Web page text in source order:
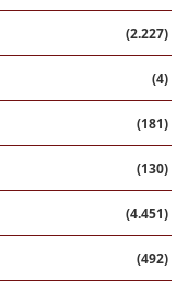
(2.227)
(4)
(181)
(130)
(4.451)
(492)